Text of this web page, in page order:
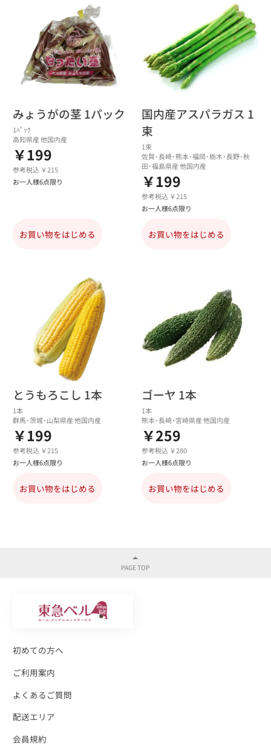
みょうがの茎 1パック
1ﾊﾟｯｸ
高知県産 他国内産
￥199
参考税込 ￥215
お一人様6点限り
お買い物をはじめる
国内産アスパラガス 1
束
1束
佐賀･長崎･熊本･福岡･栃木･長野･秋
田･福島県産 他国内産
￥199
参考税込 ￥215
お一人様6点限り
お買い物をはじめる
とうもろこし 1本
1本
群馬･茨城･山梨県産 他国内産
￥199
参考税込 ￥215
お一人様6点限り
お買い物をはじめる
ゴーヤ 1本
1本
熊本･長崎･宮崎県産 他国内産
￥259
参考税込 ￥280
お一人様6点限り
お買い物をはじめる
初めての方へ
ご利用案内
よくあるご質問
配送エリア
会員規約